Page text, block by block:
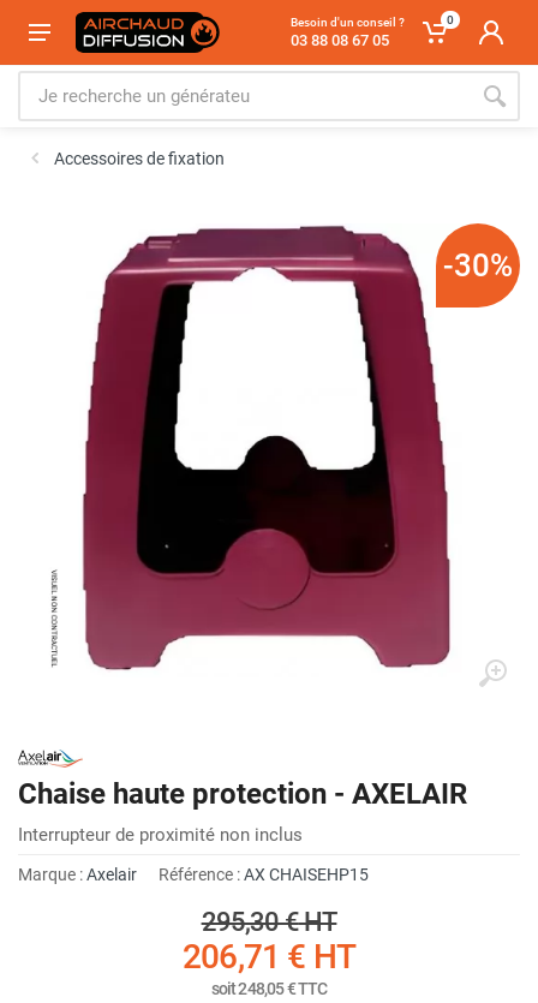
Besoin d'un conseil ?
03 88 08 67 05
0
Accessoires de fixation
-30%
Chaise haute protection - AXELAIR
Interrupteur de proximité non inclus
Marque :Axelair Référence :AX CHAISEHP15
295,30 €HT
206,71 € HT
soit248,05 €TTC